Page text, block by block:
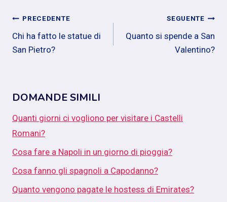
Navigazione
articoli
PRECEDENTE
Chi ha fatto le statue di
San Pietro?
SEGUENTE
Quanto si spende a San
Valentino?
DOMANDE SIMILI
Quanti giorni ci vogliono per visitare i Castelli
Romani?
Cosa fare a Napoli in un giorno di pioggia?
Cosa fanno gli spagnoli a Capodanno?
Quanto vengono pagate le hostess di Emirates?